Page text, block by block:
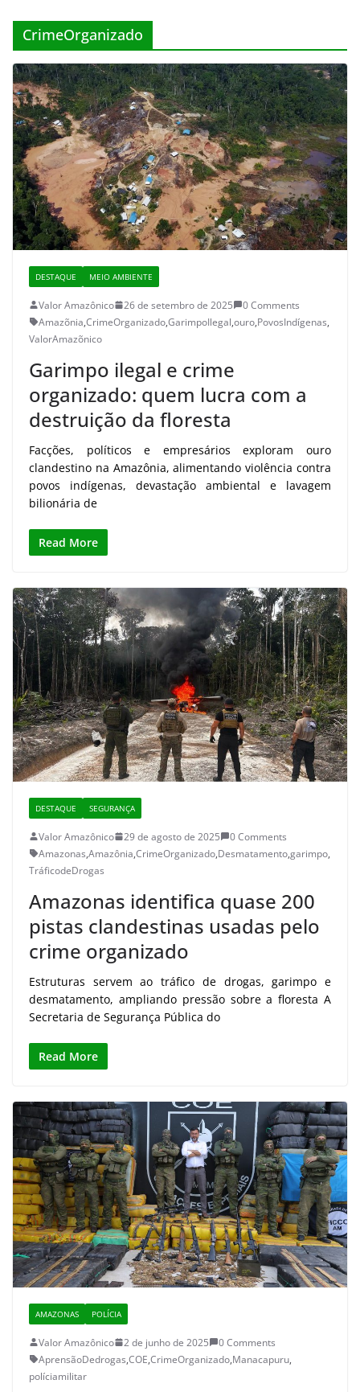
CrimeOrganizado
DESTAQUE MEIO AMBIENTE
Valor Amazônico 26 de setembro de 2025
0 Comments
Amazõnia,CrimeOrganizado,GarimpoIlegal,ouro,PovosIndígenas,
ValorAmazõnico
Garimpo ilegal e crime
organizado: quem lucra com a
destruição da floresta
Facções, políticos e empresários exploram ouro
clandestino na Amazônia, alimentando violência contra
povos indígenas, devastação ambiental e lavagem
bilionária de
Read More
DESTAQUE SEGURANÇA
Valor Amazônico 29 de agosto de 2025
0 Comments
Amazonas,Amazônia,CrimeOrganizado,Desmatamento,garimpo,
TráficodeDrogas
Amazonas identifica quase 200
pistas clandestinas usadas pelo
crime organizado
Estruturas servem ao tráfico de drogas, garimpo e
desmatamento, ampliando pressão sobre a floresta A
Secretaria de Segurança Pública do
Read More
AMAZONAS POLÍCIA
Valor Amazônico 2 de junho de 2025
0 Comments
AprensãoDedrogas,COE,CrimeOrganizado,Manacapuru,
políciamilitar